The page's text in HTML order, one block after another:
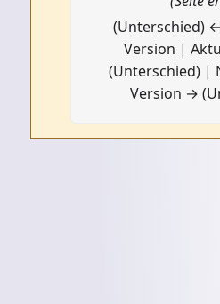
(Unterschied)
Version |
(Unterschied) |
Version →